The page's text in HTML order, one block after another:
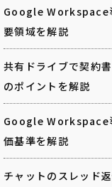
Google Workspace
要領域を解説
共有ドライブで契約
のポイントを解説
Google Workspace
価基準を解説
チャットのスレッド